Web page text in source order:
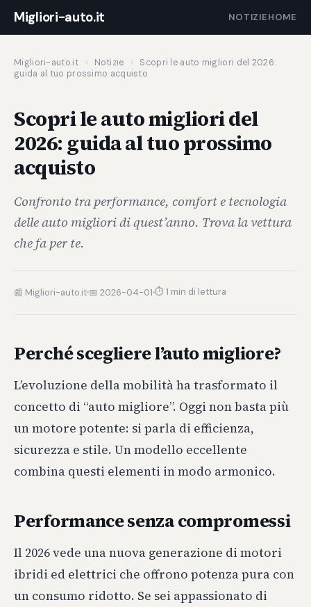
Migliori-auto.it NOTIZIEHOME
Migliori-auto.it › Notizie ›
Scopri le auto migliori del 2026:
guida al tuo prossimo acquisto
Scopri le auto migliori del
2026: guida al tuo prossimo
acquisto
Confronto tra performance, comfort e tecnologia
delle auto migliori di quest’anno. Trova la vettura
che fa per te.
📰 Migliori-auto.it 📅 2026-04-01 ⏱ 1 min di lettura
Perché scegliere l’auto migliore?
L’evoluzione della mobilità ha trasformato il
concetto di “auto migliore”. Oggi non basta più
un motore potente: si parla di efficienza,
sicurezza e stile. Un modello eccellente
combina questi elementi in modo armonico.
Performance senza compromessi
Il 2026 vede una nuova generazione di motori
ibridi ed elettrici che offrono potenza pura con
un consumo ridotto. Se sei appassionato di